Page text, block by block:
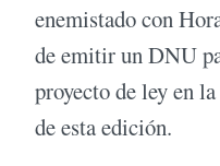
enemistado con
de emitir un DNU
proyecto de ley en la
de esta edición.